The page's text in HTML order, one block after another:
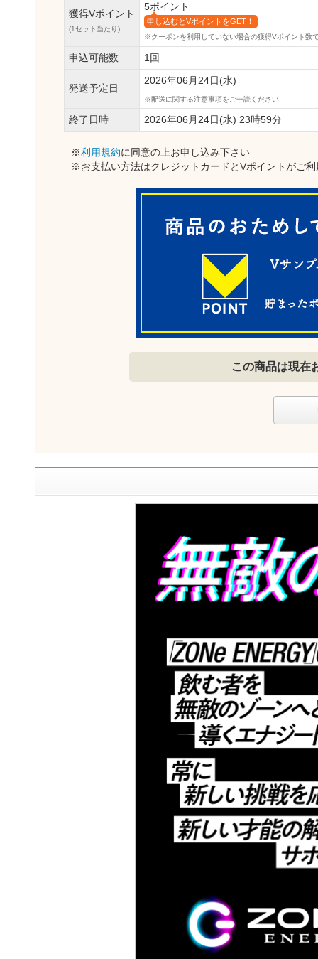
獲得Vポイント
(1セット当たり)
5ポイント
申し込むとVポイントをGET！
※クーポンを利用していない場合の獲得Vポイント数
申込可能数 1回
発送予定日
2026年06月24日(水)
配送に関する注意事項をご一読ください
終了日時 2026年06月24日(水) 23時59分
※利用規約に同意の上お申し込み下さい
※お支払い方法はクレジットカードとVポイントがご
この商品は現在